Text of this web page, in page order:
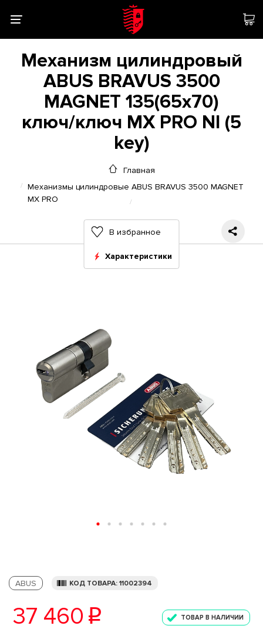
Механизм цилиндровый
ABUS BRAVUS 3500
MAGNET 135(65x70)
ключ/ключ MX PRO NI (5
key)
Главная
Механизмы цилиндровые ABUS BRAVUS 3500 MAGNET
MX PRO
В избранное
Характеристики
ABUS КОД ТОВАРА: 11002394
37 460 p ТОВАР В НАЛИЧИИ